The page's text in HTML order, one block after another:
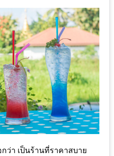
ว่า เป็นร้านที่ราคาสบาย